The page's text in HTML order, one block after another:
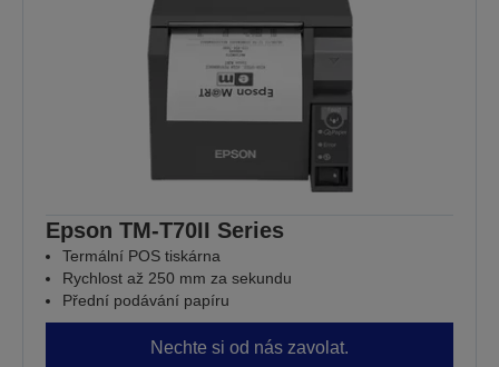
Epson TM-T70II Series
Termální POS tiskárna
Rychlost až 250 mm za sekundu
Přední podávání papíru
Nechte si od nás zavolat.